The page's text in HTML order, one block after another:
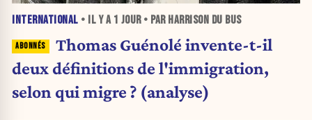
INTERNATIONAL • IL Y A 1 JOUR• PAR HARRISON DU BUS
Thomas Guénolé invente-t-il
deux définitions de l'immigration,
selon qui migre ? (analyse)